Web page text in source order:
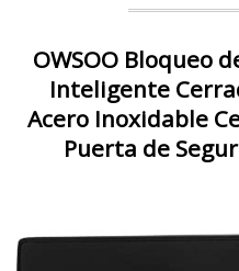
OWSOO Bloqueo
Inteligente
Acero Inoxidable
Puerta de